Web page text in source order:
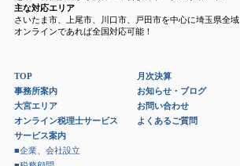
主な対応エリア
さいたま市、上尾市、川口市、戸田市を中心に埼玉県全域
オンラインであれば全国対応可能！
TOP
事務所案内
大宮エリア
オンライン税理士サービス
サービス案内
■企業、会社設立
月次決算
お知らせ・ブログ
お問い合わせ
よくあるご質問